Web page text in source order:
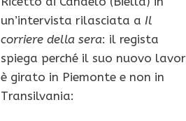
un’intervista rilasciata a Il
corriere della sera: il regista
spiega perché il suo nuovo
è girato in Piemonte e non in
Transilvania: